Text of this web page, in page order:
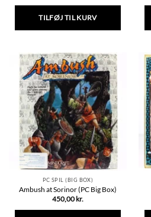
TILFØJ TIL KURV
PC SPIL (BIG BOX)
Ambush at Sorinor (PC Big Box)
450,00 kr.